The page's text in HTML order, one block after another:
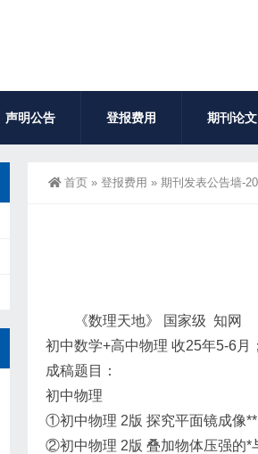
声明公告 登报费用 期刊论文
首页 » 登报费用 » 期刊发表公告墙-
《数理天地》 国家级 知网
初中数学+高中物理 收25年5-6
成稿题目：
初中物理
①初中物理 2版 探究平面镜成像**
②初中物理 2版 叠加物体压强的*